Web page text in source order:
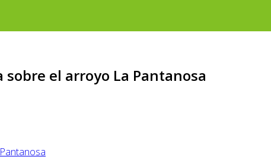
el arroyo La Pantanosa